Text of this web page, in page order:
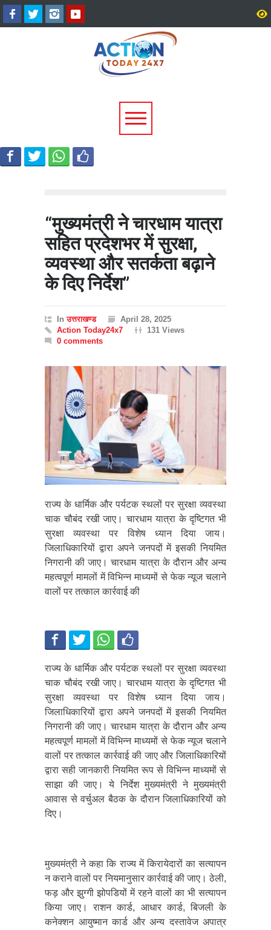
श्रीनगर में किराये के कमरे में मिला
बीए छात्र का शव, आत्महत्या की
आशंका; पुलिस जांच में जुटी
“मुख्यमंत्री ने चारधाम यात्रा
सहित प्रदेशभर में सुरक्षा,
व्यवस्था और सतर्कता बढ़ाने
के दिए निर्देश”
Inउत्तराखण्ड
April 28, 2025
Action Today24x7
131 Views
0 comments
राज्य के धार्मिक और पर्यटक स्थलों पर सुरक्षा व्यवस्था
चाक चौबंद रखी जाए। चारधाम यात्रा के दृष्टिगत भी
सुरक्षा व्यवस्था पर विशेष ध्यान दिया जाय।
जिलाधिकारियों द्वारा अपने जनपदों में इसकी नियमित
निगरानी की जाए। चारधाम यात्रा के दौरान और अन्य
महत्वपूर्ण मामलों में विभिन्न माध्यमों से फेक न्यूज चलाने
वालों पर तत्काल कार्रवाई की
राज्य के धार्मिक और पर्यटक स्थलों पर सुरक्षा व्यवस्था
चाक चौबंद रखी जाए। चारधाम यात्रा के दृष्टिगत भी
सुरक्षा व्यवस्था पर विशेष ध्यान दिया जाय।
जिलाधिकारियों द्वारा अपने जनपदों में इसकी नियमित
निगरानी की जाए। चारधाम यात्रा के दौरान और अन्य
महत्वपूर्ण मामलों में विभिन्न माध्यमों से फेक न्यूज चलाने
वालों पर तत्काल कार्रवाई की जाए और जिलाधिकारियों
द्वारा सही जानकारी नियमित रूप से विभिन्न माध्यमों से
साझा की जाए। ये निर्देश मुख्यमंत्री ने मुख्यमंत्री
आवास से वर्चुअल बैठक के दौरान जिलाधिकारियों को
दिए।
मुख्यमंत्री ने कहा कि राज्य में किरायेदारों का सत्यापन
न कराने वालों पर नियमानुसार कार्रवाई की जाए। ठेली,
फड़ और झुग्गी झोपडियों में रहने वालों का भी सत्यापन
किया जाए। राशन कार्ड, आधार कार्ड, बिजली के
कनेक्शन आयुष्मान कार्ड और अन्य दस्तावेज अपात्र